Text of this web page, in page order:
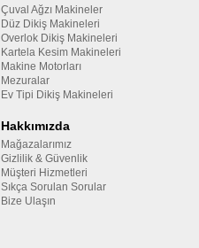
Çuval Ağzı Makineler
Düz Dikiş Makineleri
Overlok Dikiş Makineleri
Kartela Kesim Makineleri
Makine Motorları
Mezuralar
Ev Tipi Dikiş Makineleri
Hakkımızda
Mağazalarımız
Gizlilik & Güvenlik
Müşteri Hizmetleri
Sıkça Sorulan Sorular
Bize Ulaşın